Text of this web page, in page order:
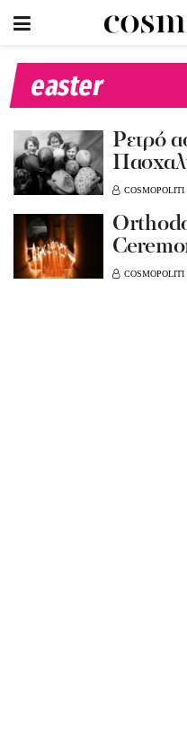
easter
Ρετρό